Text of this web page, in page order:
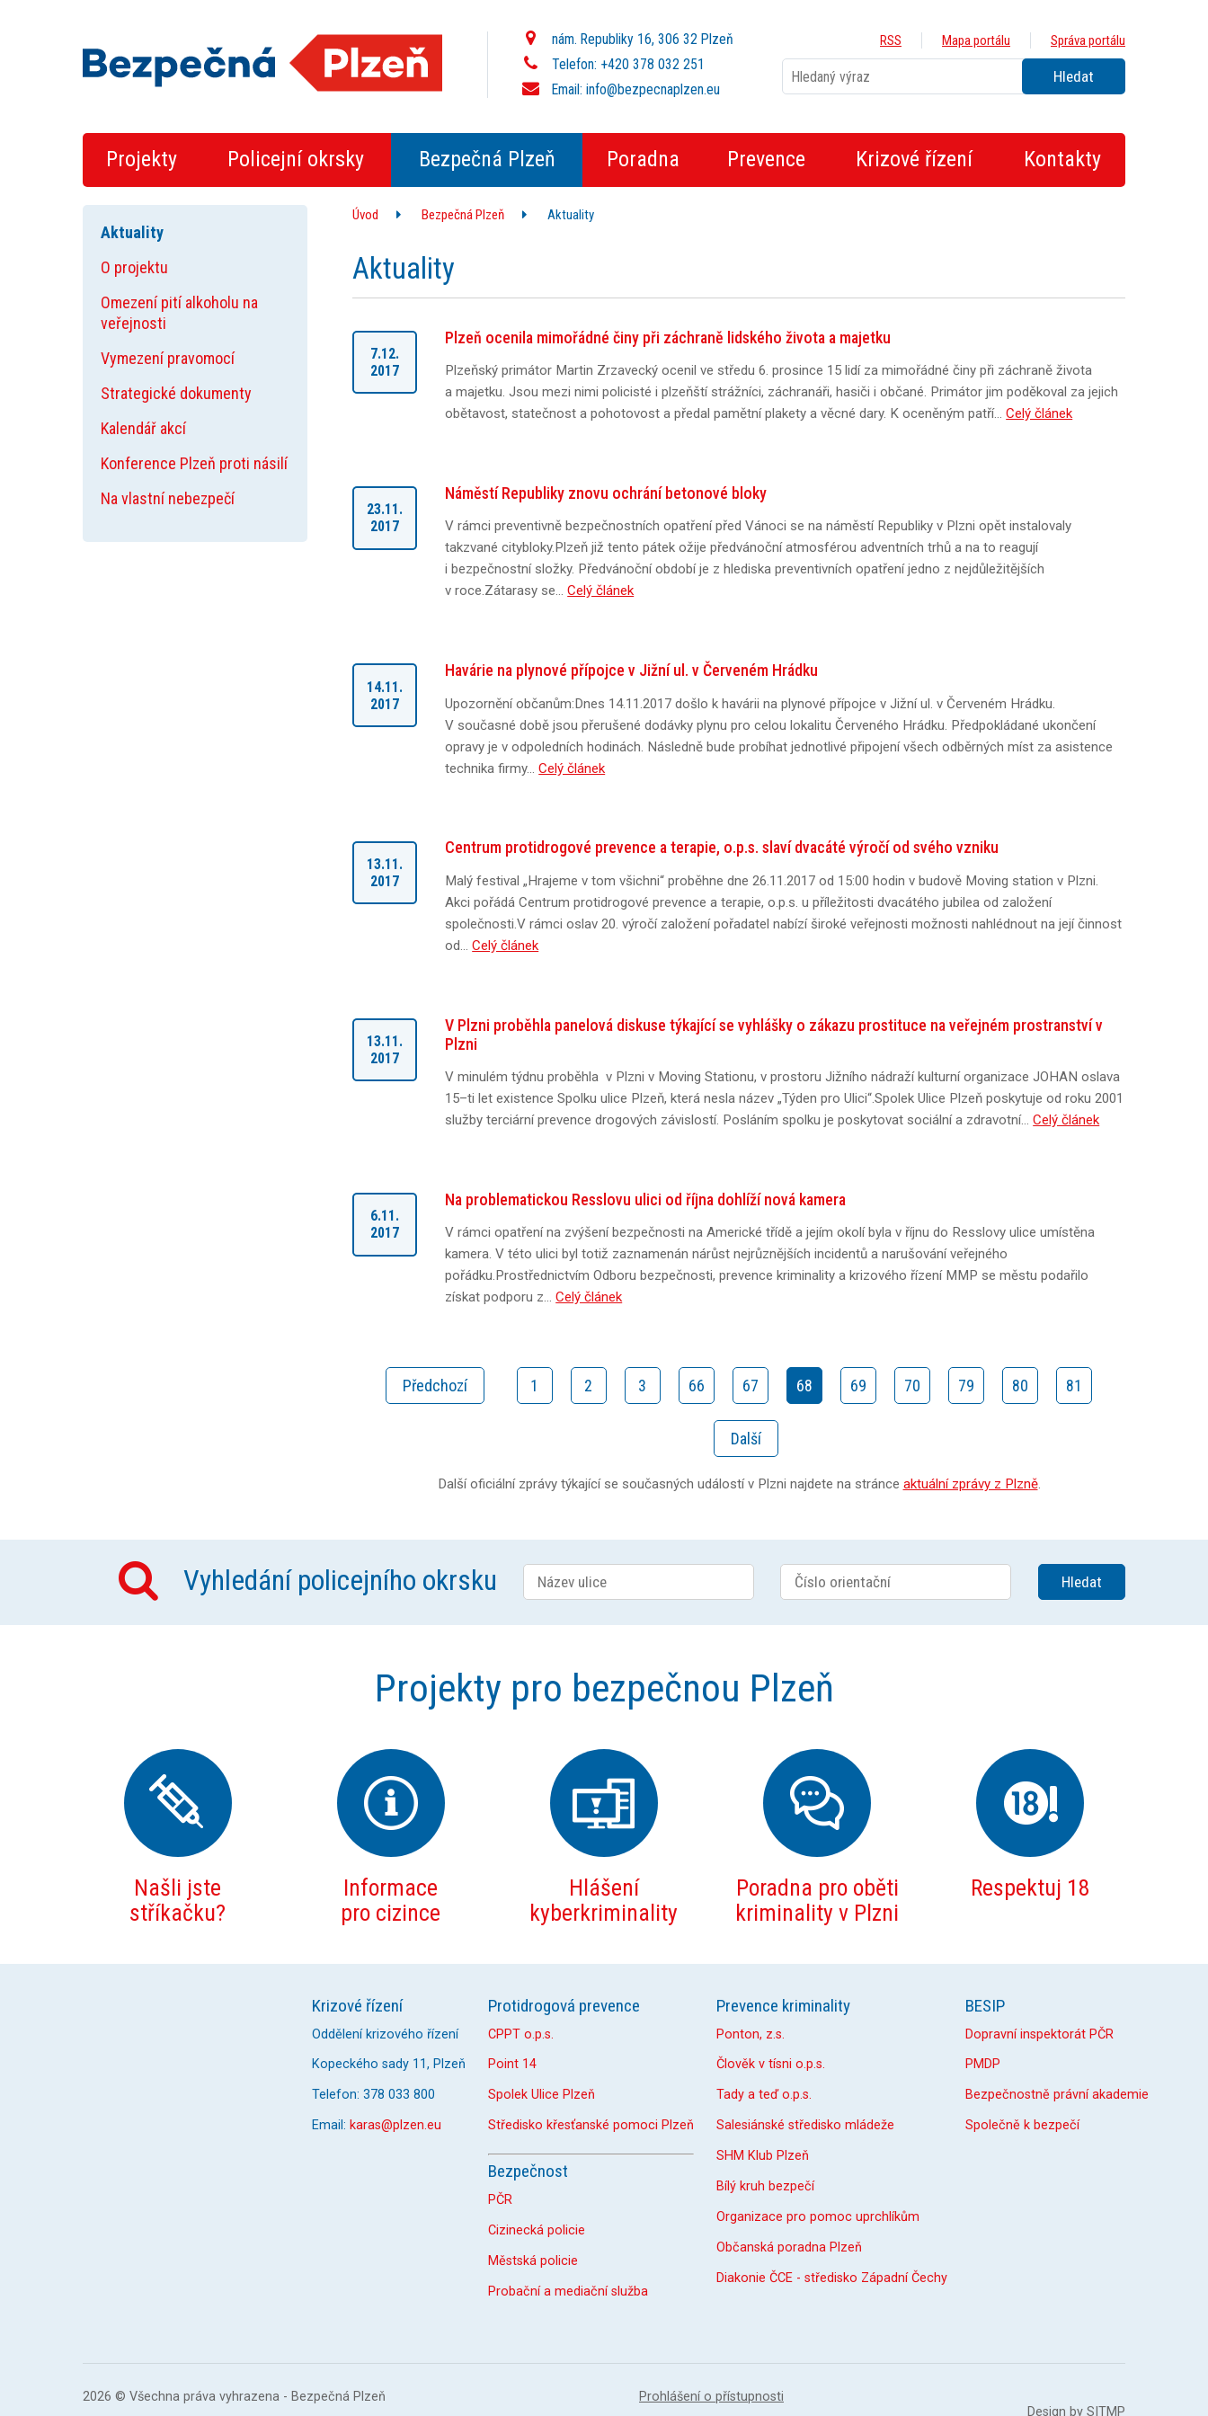
nám. Republiky 16, 306 32 Plzeň
Telefon: +420 378 032 251
Email:info@bezpecnaplzen.eu
RSS Mapa portálu Správa portálu
Projekty Policejní okrsky Bezpečná Plzeň Poradna Prevence Krizové řízení Kontakty
Úvod Bezpečná Plzeň Aktuality
Aktuality
7.12.
2017
Plzeň ocenila mimořádné činy při záchraně lidského života a majetku
Plzeňský primátor Martin Zrzavecký ocenil ve středu 6. prosince 15 lidí za mimořádné činy při záchraně života
a majetku. Jsou mezi nimi policisté i plzeňští strážníci, záchranáři, hasiči i občané. Primátor jim poděkoval za jejich
obětavost, statečnost a pohotovost a předal pamětní plakety a věcné dary. K oceněným patří…Celý článek
23.11.
2017
Náměstí Republiky znovu ochrání betonové bloky
V rámci preventivně bezpečnostních opatření před Vánoci se na náměstí Republiky v Plzni opět instalovaly
takzvané citybloky.Plzeň již tento pátek ožije předvánoční atmosférou adventních trhů a na to reagují
i bezpečnostní složky. Předvánoční období je z hlediska preventivních opatření jedno z nejdůležitějších
v roce.Zátarasy se…Celý článek
14.11.
2017
Havárie na plynové přípojce v Jižní ul. v Červeném Hrádku
Upozornění občanům:Dnes 14.11.2017 došlo k havárii na plynové přípojce v Jižní ul. v Červeném Hrádku.
V současné době jsou přerušené dodávky plynu pro celou lokalitu Červeného Hrádku. Předpokládané ukončení
opravy je v odpoledních hodinách. Následně bude probíhat jednotlivé připojení všech odběrných míst za asistence
technika firmy…Celý článek
13.11.
2017
Centrum protidrogové prevence a terapie, o.p.s. slaví dvacáté výročí od svého vzniku
Malý festival „Hrajeme v tom všichni“ proběhne dne 26.11.2017 od 15:00 hodin v budově Moving station v Plzni.
Akci pořádá Centrum protidrogové prevence a terapie, o.p.s. u příležitosti dvacátého jubilea od založení
společnosti.V rámci oslav 20. výročí založení pořadatel nabízí široké veřejnosti možnosti nahlédnout na její činnost
od…Celý článek
13.11.
2017
V Plzni proběhla panelová diskuse týkající se vyhlášky o zákazu prostituce na veřejném prostranství v
Plzni
V minulém týdnu proběhla v Plzni v Moving Stationu, v prostoru Jižního nádraží kulturní organizace JOHAN oslava
15–ti let existence Spolku ulice Plzeň, která nesla název „Týden pro Ulici“.Spolek Ulice Plzeň poskytuje od roku 2001
služby terciární prevence drogových závislostí. Posláním spolku je poskytovat sociální a zdravotní…Celý článek
6.11.
2017
Na problematickou Resslovu ulici od října dohlíží nová kamera
V rámci opatření na zvýšení bezpečnosti na Americké třídě a jejím okolí byla v říjnu do Resslovy ulice umístěna
kamera. V této ulici byl totiž zaznamenán nárůst nejrůznějších incidentů a narušování veřejného
pořádku.Prostřednictvím Odboru bezpečnosti, prevence kriminality a krizového řízení MMP se městu podařilo
získat podporu z…Celý článek
Předchozí 1 2 3 66 67 68 69 70 79 80 81
Další
Další oficiální zprávy týkající se současných událostí v Plzni najdete na stránce aktuální zprávy z Plzně.
Aktuality
O projektu
Omezení pití alkoholu na
veřejnosti
Vymezení pravomocí
Strategické dokumenty
Kalendář akcí
Konference Plzeň proti násilí
Na vlastní nebezpečí
Vyhledání policejního okrsku
Projekty pro bezpečnou Plzeň
Našli jste
stříkačku?
Informace
pro cizince
Hlášení
kyberkriminality
Poradna pro oběti
kriminality v Plzni
Respektuj 18
Krizové řízení
Oddělení krizového řízení
Kopeckého sady 11, Plzeň
Telefon: 378 033 800
Email: karas@plzen.eu
Protidrogová prevence
CPPT o.p.s.
Point 14
Spolek Ulice Plzeň
Středisko křesťanské pomoci Plzeň
Bezpečnost
PČR
Cizinecká policie
Městská policie
Probační a mediační služba
Prevence kriminality
Ponton, z.s.
Člověk v tísni o.p.s.
Tady a teď o.p.s.
Salesiánské středisko mládeže
SHM Klub Plzeň
Bílý kruh bezpečí
Organizace pro pomoc uprchlíkům
Občanská poradna Plzeň
Diakonie ČCE - středisko Západní Čechy
BESIP
Dopravní inspektorát PČR
PMDP
Bezpečnostně právní akademie
Společně k bezpečí
2026 © Všechna práva vyhrazena - Bezpečná Plzeň
Prohlášení o přístupnosti
Design by SITMP